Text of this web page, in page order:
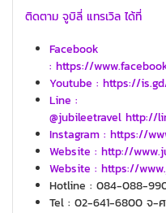
ติดตาม จูบิลี่ แทรเวิล ได้ที่
Facebook
: https://
Youtube : https://
Line :
@jubileetravel http://
Instagram : https://
Website : http://
Website : https://
Hotline : 084-088-
Tel : 02-641-6800 จ-